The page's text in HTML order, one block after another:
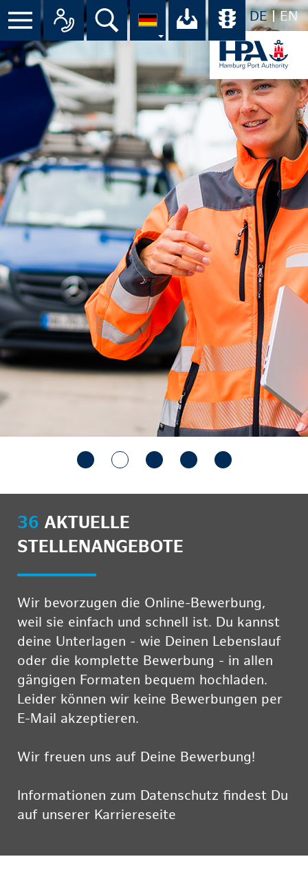
DE EN
Menü Alle Ansprechpartner im
Suche Ihr Download-
36 AKTUELLE
STELLENANGEBOTE
Wir bevorzugen die Online-Bewerbung,
weil sie einfach und schnell ist. Du kannst
deine Unterlagen - wie Deinen Lebenslauf
oder die komplette Bewerbung - in allen
gängigen Formaten bequem hochladen.
Leider können wir keine Bewerbungen per
E-Mail akzeptieren.
Wir freuen uns auf Deine Bewerbung!
Informationen zum Datenschutz findest Du
auf unserer Karriereseite